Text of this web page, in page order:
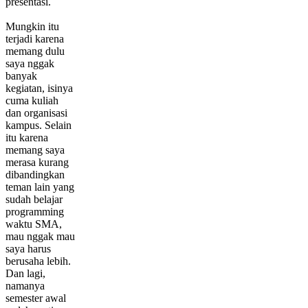
Mungkin itu
terjadi karena
memang dulu
saya nggak
banyak
kegiatan, isinya
cuma kuliah
dan organisasi
kampus. Selain
itu karena
memang saya
merasa kurang
dibandingkan
teman lain yang
sudah belajar
programming
waktu SMA,
mau nggak mau
saya harus
berusaha lebih.
Dan lagi,
namanya
semester awal